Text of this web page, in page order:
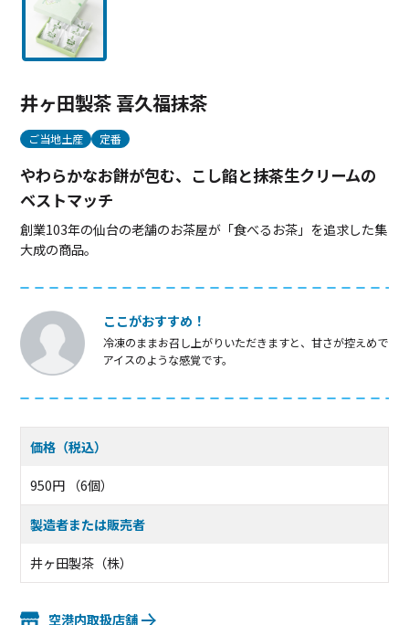
井ヶ田製茶 喜久福抹茶
ご当地土産 定番
やわらかなお餅が包む、こし餡と抹茶生クリームの
ベストマッチ
創業103年の仙台の老舗のお茶屋が「食べるお茶」を追求した集
大成の商品。
ここがおすすめ！
冷凍のままお召し上がりいただきますと、甘さが控えめで
アイスのような感覚です。
価格（税込）
950円 （6個）
製造者または販売者
井ヶ田製茶（株）
空港内取扱店舗